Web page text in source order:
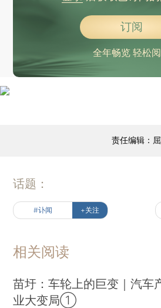
订阅
全年畅览 轻松
责任编辑：
话题：
#讣闻 +关注
相关阅读
苗圩：车轮上的巨变｜汽车
业大变局①